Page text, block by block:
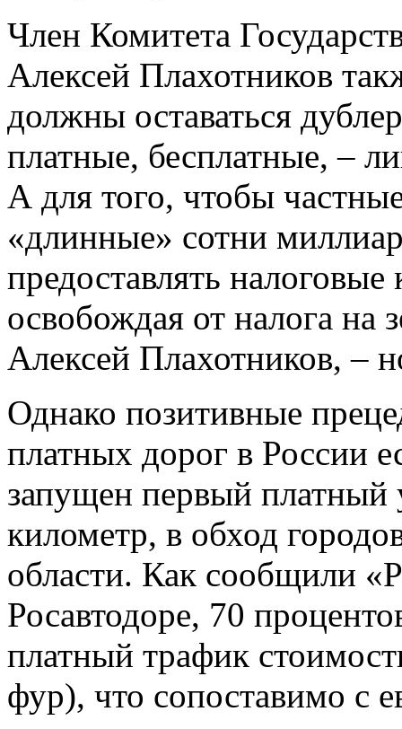
Член Комитета
Алексей Плахотников
должны оставаться
платные, бесплатные, –
А для того, чтобы
«длинные» сотни
предоставлять
освобождая от налога на
Алексей Плахотников, –
Однако позитивные
платных дорог в России
запущен первый платный
километр, в обход
области. Как сообщили
Росавтодоре, 70
платный трафик
фур), что сопоставимо с